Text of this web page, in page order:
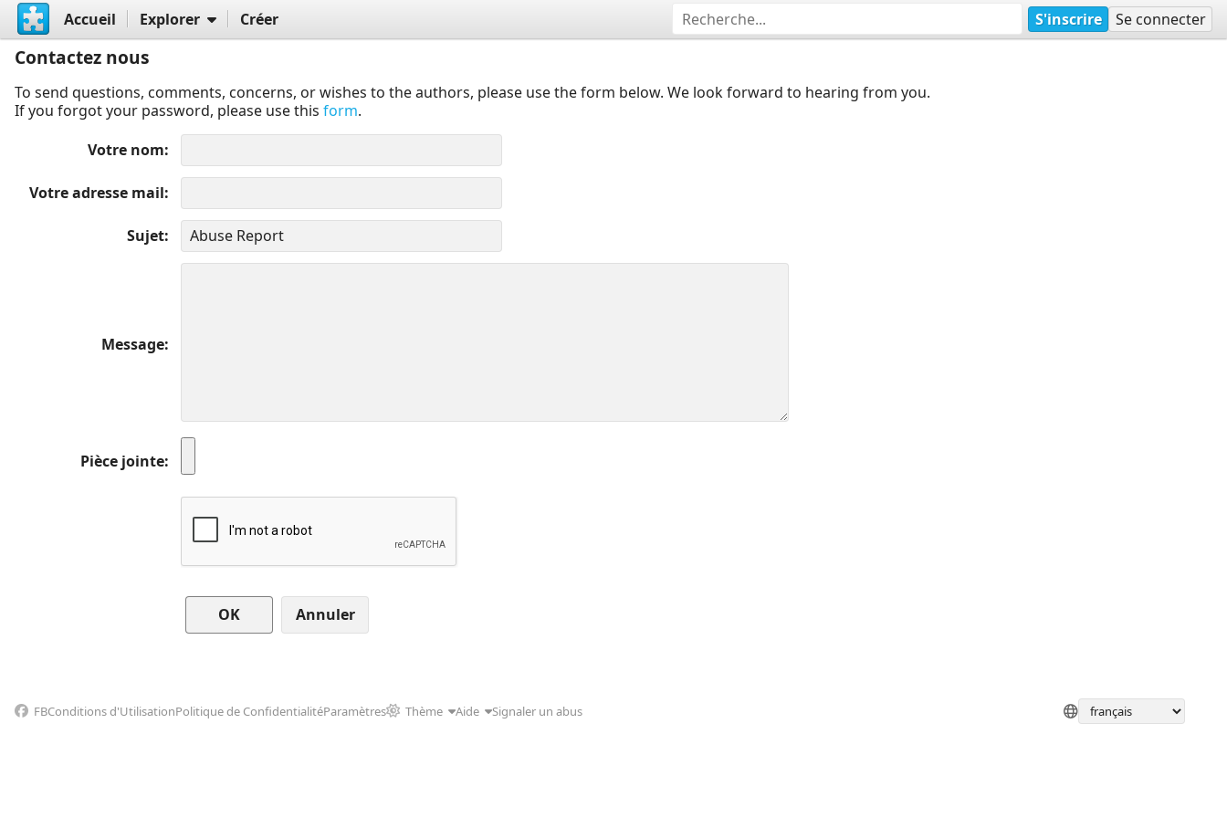
Accueil Explorer Créer S'inscrire Se connecter
Contactez nous
To send questions, comments, concerns, or wishes to the authors, please use the form below. We look forward to hearing from you.
If you forgot your password, please use this form.
Votre nom
Votre adresse mail
Sujet
Message
Pièce jointe
Annuler
FBConditions d'UtilisationPolitique de ConfidentialitéParamètres Thème Aide Signaler un abus